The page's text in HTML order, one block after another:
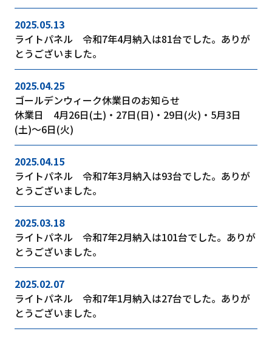
2025.05.13
ライトパネル 令和7年4月納入は81台でした。ありが
とうございました。
2025.04.25
ゴールデンウィーク休業日のお知らせ
休業日 4月26日(土)・27日(日)・29日(火)・5月3日
(土)～6日(火)
2025.04.15
ライトパネル 令和7年3月納入は93台でした。ありが
とうございました。
2025.03.18
ライトパネル 令和7年2月納入は101台でした。ありが
とうございました。
2025.02.07
ライトパネル 令和7年1月納入は27台でした。ありが
とうございました。